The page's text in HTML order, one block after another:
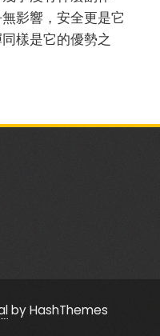
影響，安全更是它
樣是它的優勢之
by HashThemes